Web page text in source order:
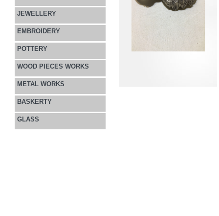
JEWELLERY
EMBROIDERY
POTTERY
WOOD PIECES WORKS
METAL WORKS
BASKERTY
GLASS